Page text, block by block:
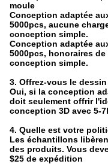
moule
Conception adaptée
5000pcs, aucune
conception simple.
Conception adaptée
5000pcs, honoraires
conception simple.
3. Offrez-vous le dessin
Oui, si la conception
doit seulement offrir
conception 3D avec 5-
4. Quelle est votre
Les échantillons
des produits. Vous
$25 de expédition